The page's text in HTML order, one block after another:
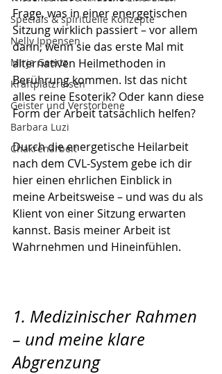
Specials & spirituelle Konzepte
Nelly Ippensen
Mirja Geertz
Kraftplatzreisen
Geister und Verstorbene
Barbara Luzi
Chakrenarbeit
Frage, was in einer energetischen
Sitzung wirklich passiert – vor allem
dann, wenn sie das erste Mal mit
alternativen Heilmethoden in
Berührung kommen. Ist das nicht
alles reine Esoterik? Oder kann diese
Form der Arbeit tatsächlich helfen?
Durch die energetische Heilarbeit
nach dem CVL-System gebe ich dir
hier einen ehrlichen Einblick in
meine Arbeitsweise – und was du als
Klient von einer Sitzung erwarten
kannst. Basis meiner Arbeit ist
Wahrnehmen und Hineinfühlen.
1. Medizinischer Rahmen
– und meine klare
Abgrenzung